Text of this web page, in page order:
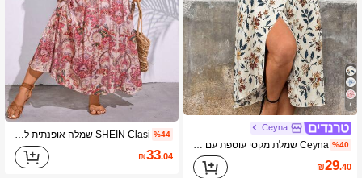
7
Ceyna
%40 Ceyna שמלת מקסי עוטפת עם חגורה והדפס כולל, מידה גדולה, תסריס נשים לחג המולד
₪29.40
%44 SHEIN Clasi שמלה אופנתית לנשים במידות גדולות עם הדפס נייר כסף אוף כתף, אביב/קיץ
₪33.04